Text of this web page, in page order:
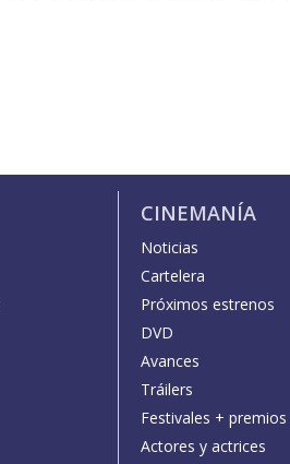
CINEMANÍA
Noticias
Cartelera
Próximos estrenos
DVD
Avances
Tráilers
Festivales + premios
Actores y actrices